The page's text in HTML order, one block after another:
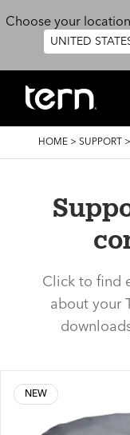
Choose your
UNITED
BREADCRUMB
HOME > SUPPORT >
Click to find
about your
NEW